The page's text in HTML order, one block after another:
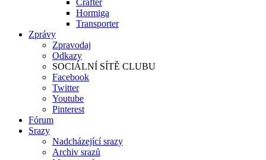
Hormiga
Transporter
Zprávy
Zpravodaj
Odkazy
SOCIÁLNÍ SÍTĚ CLUBU
Facebook
Twitter
Youtube
Pinterest
Fórum
Srazy
Nadcházející srazy
Archiv srazů